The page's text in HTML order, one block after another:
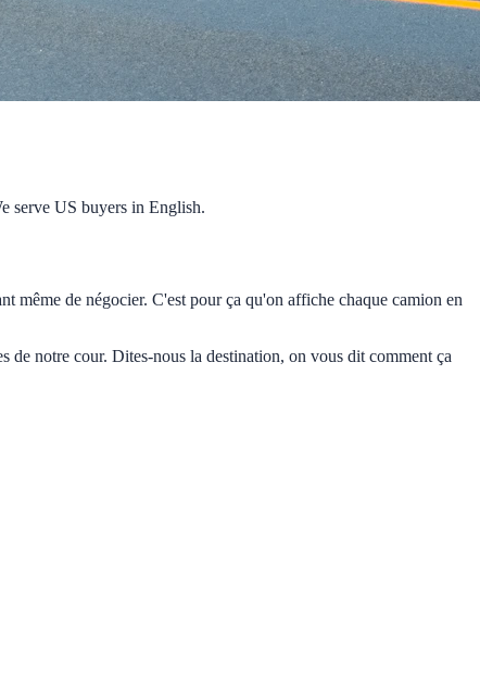
serve US buyers in English.
de négocier. C'est pour ça qu'on affiche chaque camion en
notre cour. Dites-nous la destination, on vous dit comment ça